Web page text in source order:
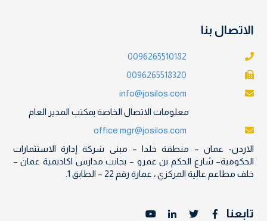
الاتصال بنا
0096265510182
0096265518320
info@josilos.com
معلومات الاتصال الخاصة بمكتب المدير العام
office.mgr@josilos.com
الاردن- عمان – منطقة خلدا – مبنى شركة إدارة الاستثمارات
الحكومية– شارع الحكم بن عمرو – بجانب مدارس اكاديمية عمان –
خلف مطاعم عالية المركزي ، عمارة رقم 22 – الطابق 1.
تابعنا